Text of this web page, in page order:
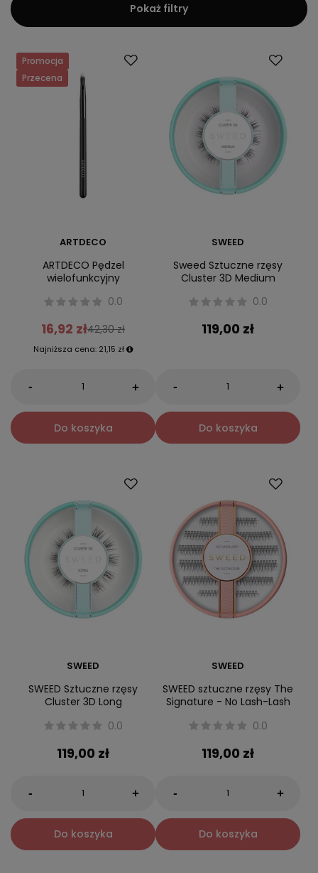
Pokaż filtry
Promocja
Przecena
ARTDECO
ARTDECO Pędzel
wielofunkcyjny
0.0
16,92 zł42,30 zł
Najniższa cena: 21,15 zł
- +
Do koszyka
SWEED
Sweed Sztuczne rzęsy
Cluster 3D Medium
0.0
119,00 zł
- +
Do koszyka
SWEED
SWEED Sztuczne rzęsy
Cluster 3D Long
0.0
119,00 zł
- +
Do koszyka
SWEED
SWEED sztuczne rzęsy The
Signature - No Lash-Lash
0.0
119,00 zł
- +
Do koszyka